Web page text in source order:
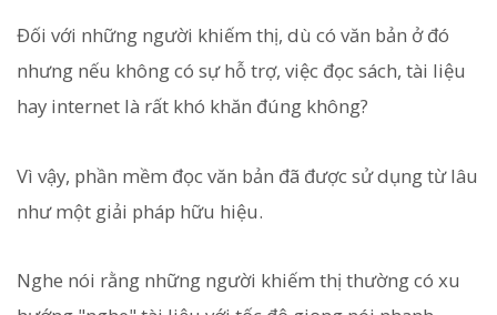
Đối với những người khiếm thị, dù có văn bản ở đó
nhưng nếu không có sự hỗ trợ, việc đọc sách, tài liệu
hay internet là rất khó khăn đúng không?
Vì vậy, phần mềm đọc văn bản đã được sử dụng từ lâu
như một giải pháp hữu hiệu.
Nghe nói rằng những người khiếm thị thường có xu